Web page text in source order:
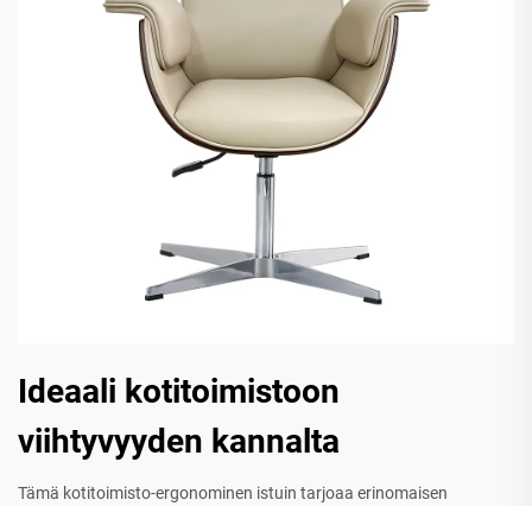
Ideaali kotitoimistoon
viihtyvyyden kannalta
Tämä kotitoimisto-ergonominen istuin tarjoaa erinomaisen